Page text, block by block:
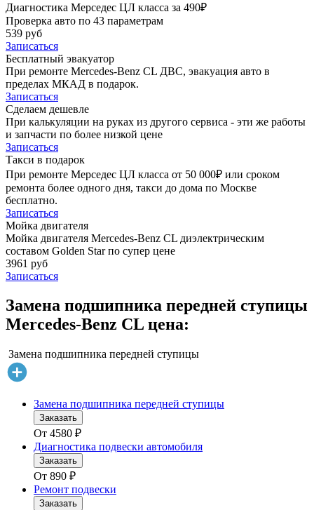
Диагностика Мерседес ЦЛ класса за 490₽
Проверка авто по 43 параметрам
539 руб
Записаться
Бесплатный эвакуатор
При ремонте Mercedes-Benz CL ДВС, эвакуация авто в
пределах МКАД в подарок.
Записаться
Сделаем дешевле
При калькуляции на руках из другого сервиса - эти же работы
и запчасти по более низкой цене
Записаться
Такси в подарок
При ремонте Мерседес ЦЛ класса от 50 000₽ или сроком
ремонта более одного дня, такси до дома по Москве
бесплатно.
Записаться
Мойка двигателя
Мойка двигателя Mercedes-Benz CL диэлектрическим
составом Golden Star по супер цене
3961 руб
Записаться
Замена подшипника передней ступицы
Mercedes-Benz CL цена:
Замена подшипника передней ступицы
Замена подшипника передней ступицы
Заказать
От 4580 ₽
Диагностика подвески автомобиля
Заказать
От 890 ₽
Ремонт подвески
Заказать